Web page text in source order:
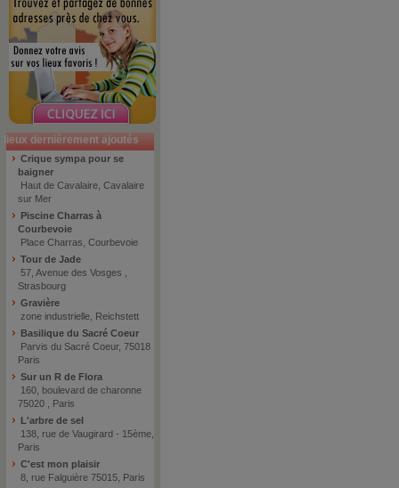
lieux dernièrement ajoutés
Crique sympa pour se
baigner
Haut de Cavalaire, Cavalaire
sur Mer
Piscine Charras à
Courbevoie
Place Charras, Courbevoie
Tour de Jade
57, Avenue des Vosges ,
Strasbourg
Gravière
zone industrielle, Reichstett
Basilique du Sacré Coeur
Parvis du Sacré Coeur, 75018
Paris
Sur un R de Flora
160, boulevard de charonne
75020 , Paris
L'arbre de sel
138, rue de Vaugirard - 15ème,
Paris
C'est mon plaisir
8, rue Falguière 75015, Paris